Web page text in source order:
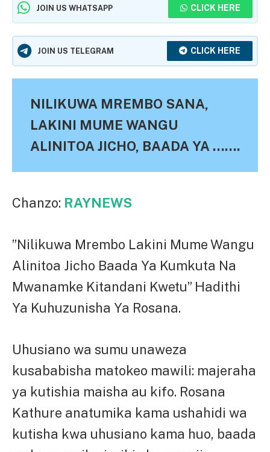
JOIN US WHATSAPP CLICK HERE
JOIN US TELEGRAM CLICK HERE
NILIKUWA MREMBO SANA,
LAKINI MUME WANGU
ALINITOA JICHO, BAADA YA …….
Chanzo: RAYNEWS
”Nilikuwa Mrembo Lakini Mume Wangu
Alinitoa Jicho Baada Ya Kumkuta Na
Mwanamke Kitandani Kwetu” Hadithi
Ya Kuhuzunisha Ya Rosana.
Uhusiano wa sumu unaweza
kusababisha matokeo mawili: majeraha
ya kutishia maisha au kifo. Rosana
Kathure anatumika kama ushahidi wa
kutisha kwa uhusiano kama huo, baada